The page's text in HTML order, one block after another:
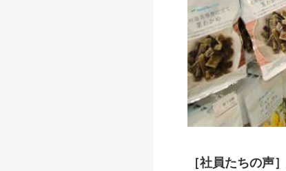
［社員たちの声